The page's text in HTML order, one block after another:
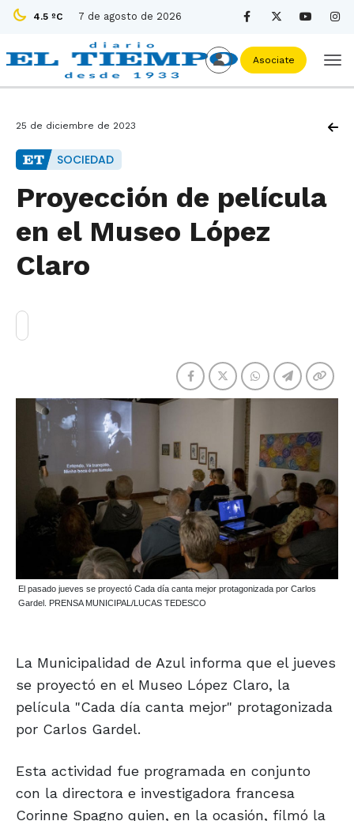
4.5 ºC 7 de agosto de 2026
Asociate
25 de diciembre de 2023
SOCIEDAD
Proyección de película
en el Museo López
Claro
El pasado jueves se proyectó Cada día canta mejor protagonizada por Carlos
Gardel. PRENSA MUNICIPAL/LUCAS TEDESCO
La Municipalidad de Azul informa que el jueves
se proyectó en el Museo López Claro, la
película "Cada día canta mejor" protagonizada
por Carlos Gardel.
Esta actividad fue programada en conjunto
con la directora e investigadora francesa
Corinne Spagno quien, en la ocasión, filmó la